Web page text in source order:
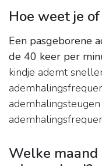
Hoe weet je
Een pasgeborene
de 40 keer per
kindje ademt
Welke maand